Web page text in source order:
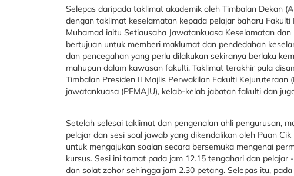
Selepas daripada taklimat akademik oleh Timbalan Dekan
dengan taklimat keselamatan kepada pelajar baharu
Muhamad iaitu Setiausaha Jawatankuasa Keselamatan
bertujuan untuk memberi maklumat dan pendedahan
dan pencegahan yang perlu dilakukan sekiranya berlaku
mahupun dalam kawasan fakulti. Taklimat terakhir pula
Timbalan Presiden II Majlis Perwakilan Fakulti Kejuruteraan
jawatankuasa (PEMAJU), kelab-kelab jabatan fakulti dan
Setelah selesai taklimat dan pengenalan ahli pengurusan,
pelajar dan sesi soal jawab yang dikendalikan oleh Puan
untuk mengajukan soalan secara bersemuka mengenai
kursus. Sesi ini tamat pada jam 12.15 tengahari dan
dan solat zohor sehingga jam 2.30 petang. Selepas itu,